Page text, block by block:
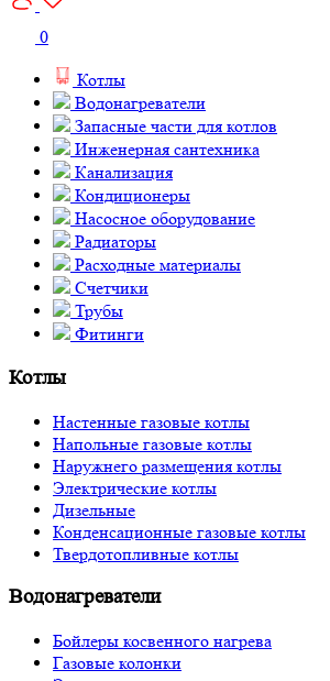
0
Котлы
Водонагреватели
Запасные части для котлов
Инженерная сантехника
Канализация
Кондиционеры
Насосное оборудование
Радиаторы
Расходные материалы
Счетчики
Трубы
Фитинги
Котлы
Настенные газовые котлы
Напольные газовые котлы
Наружнего размещения котлы
Электрические котлы
Дизельные
Конденсационные газовые котлы
Твердотопливные котлы
Водонагреватели
Бойлеры косвенного нагрева
Газовые колонки